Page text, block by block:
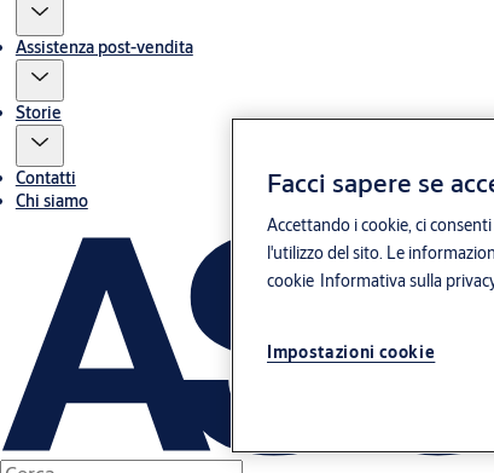
Assistenza post-vendita
Storie
Contatti
Chi siamo
Facci sapere se
Accettando i cookie, ci
l'utilizzo del sito. Le
cookie Informativa sulla
Impostazioni cookie